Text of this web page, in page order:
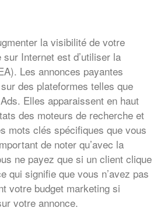
la visibilité de votre
Internet est d’utiliser la
Les annonces payantes
des plateformes telles que
Elles apparaissent en haut
des moteurs de recherche et
mots clés spécifiques que vous
de noter qu’avec la
ne payez que si un client clique
qui signifie que vous n’avez pas
votre budget marketing si
votre annonce.